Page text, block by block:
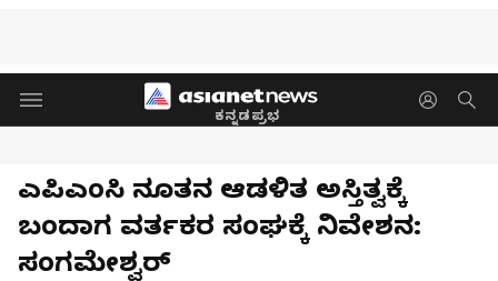
ಕನ್ನಡಪ್ರಭ
ಎಪಿಎಂಸಿ ನೂತನ ಆಡಳಿತ ಅಸ್ತಿತ್ವಕ್ಕೆ
ಬಂದಾಗ ವರ್ತಕರ ಸಂಘಕ್ಕೆ ನಿವೇಶನ:
ಸಂಗಮೇಶ್ವರ್